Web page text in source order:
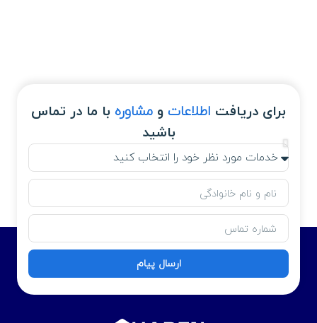
برای دریافت اطلاعاتو مشاوره با ما در تماس
باشید
ارسال پیام